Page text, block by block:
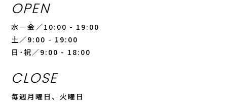
OPEN
水－金／10:00 - 19:00
土／9:00 - 19:00
日･祝／9:00 - 18:00
CLOSE
毎週月曜日、火曜日